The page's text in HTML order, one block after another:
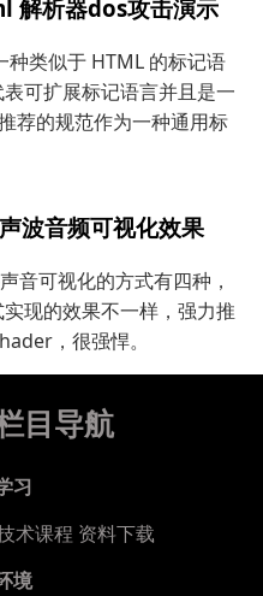
解析器dos攻击演示
种类似于 HTML 的标记语
可扩展标记语言并且是一
荐的规范作为一种通用标
波音频可视化效果
音可视化的方式有四种，
现的效果不一样，强力推
，很强悍。
目导航
习
术课程 资料下载
境